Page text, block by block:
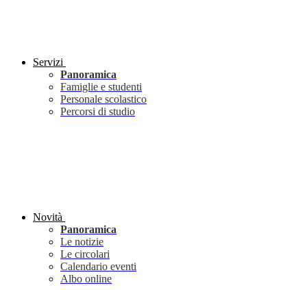
Servizi
Panoramica
Famiglie e studenti
Personale scolastico
Percorsi di studio
Novità
Panoramica
Le notizie
Le circolari
Calendario eventi
Albo online